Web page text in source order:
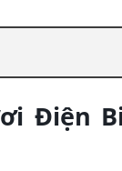
Điện